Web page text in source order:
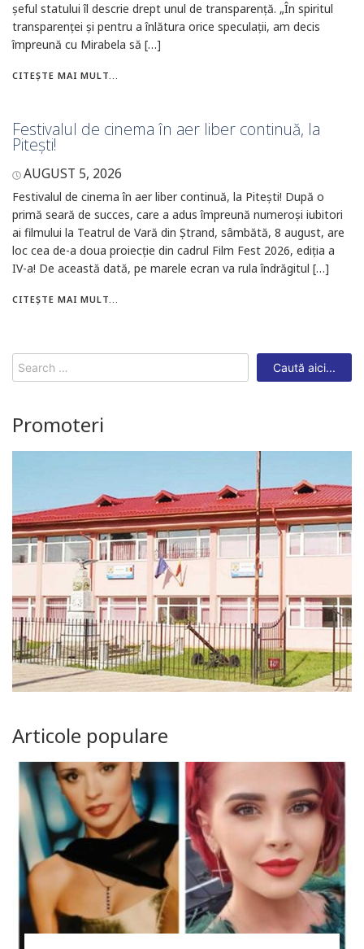
șeful statului îl descrie drept unul de transparență. „În spiritul
transparenței și pentru a înlătura orice speculații, am decis
împreună cu Mirabela să […]
CITEȘTE MAI MULT...
Festivalul de cinema în aer liber continuă, la
Pitești!
AUGUST 5, 2026
Festivalul de cinema în aer liber continuă, la Pitești! După o
primă seară de succes, care a adus împreună numeroși iubitori
ai filmului la Teatrul de Vară din Ștrand, sâmbătă, 8 august, are
loc cea de-a doua proiecție din cadrul Film Fest 2026, ediția a
IV-a! De această dată, pe marele ecran va rula îndrăgitul […]
CITEȘTE MAI MULT...
Search
for:
Promoteri
Articole populare